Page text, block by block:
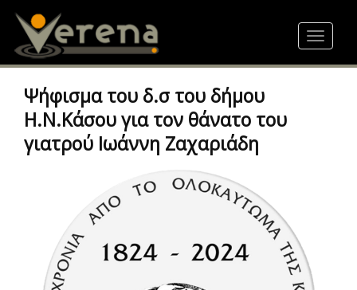
content
Toggle
Ψήφισμα του δ.σ του δήμου
Η.Ν.Κάσου για τον θάνατο του
γιατρού Ιωάννη Ζαχαριάδη